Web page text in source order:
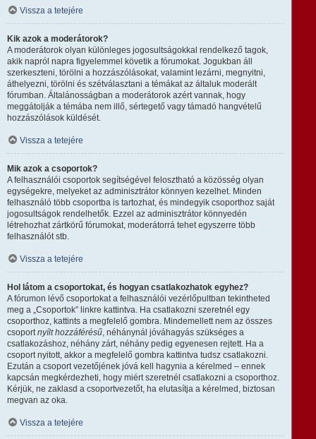
Vissza a tetejére
Kik azok a moderátorok?
A moderátorok olyan különleges jogosultságokkal rendelkező tagok,
akik napról napra figyelemmel követik a fórumokat. Jogukban áll
szerkeszteni, törölni a hozzászólásokat, valamint lezárni, megnyitni,
áthelyezni, törölni és szétválasztani a témákat az általuk moderált
fórumban. Általánosságban a moderátorok azért vannak, hogy
meggátolják a témába nem illő, sértegető vagy támadó hangvételű
hozzászólások küldését.
Vissza a tetejére
Mik azok a csoportok?
A felhasználói csoportok segítségével felosztható a közösség olyan
egységekre, melyeket az adminisztrátor könnyen kezelhet. Minden
felhasználó több csoportba is tartozhat, és mindegyik csoporthoz saját
jogosultságok rendelhetők. Ezzel az adminisztrátor könnyedén
létrehozhat zártkörű fórumokat, moderátorrá tehet egyszerre több
felhasználót stb.
Vissza a tetejére
Hol látom a csoportokat, és hogyan csatlakozhatok egyhez?
A fórumon lévő csoportokat a felhasználói vezérlőpultban tekintheted
meg a „Csoportok” linkre kattintva. Ha csatlakozni szeretnél egy
csoporthoz, kattints a megfelelő gombra. Mindemellett nem az összes
csoportnyílt hozzáférésű, néhánynál jóváhagyás szükséges a
csatlakozáshoz, néhány zárt, néhány pedig egyenesen rejtett. Ha a
csoport nyitott, akkor a megfelelő gombra kattintva tudsz csatlakozni.
Ezután a csoport vezetőjének jóvá kell hagynia a kérelmed – ennek
kapcsán megkérdezheti, hogy miért szeretnél csatlakozni a csoporthoz.
Kérjük, ne zaklasd a csoportvezetőt, ha elutasítja a kérelmed, biztosan
megvan az oka.
Vissza a tetejére